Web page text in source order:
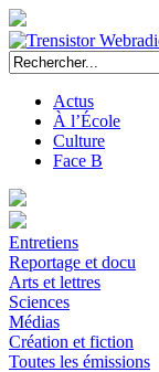
Actus
À l’École
Culture
Face B
Entretiens
Reportage et docu
Arts et lettres
Sciences
Médias
Création et fiction
Toutes les émissions